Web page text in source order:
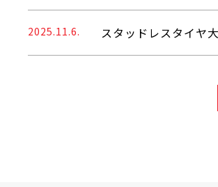
2025.11.6. スタッドレスタイヤ